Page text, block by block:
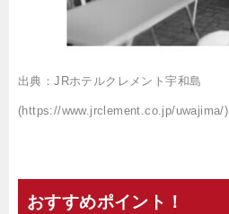
出典：JRホテルクレメント宇和島
(https://www.jrclement.co.jp/uwajima/)
おすすめポイント！